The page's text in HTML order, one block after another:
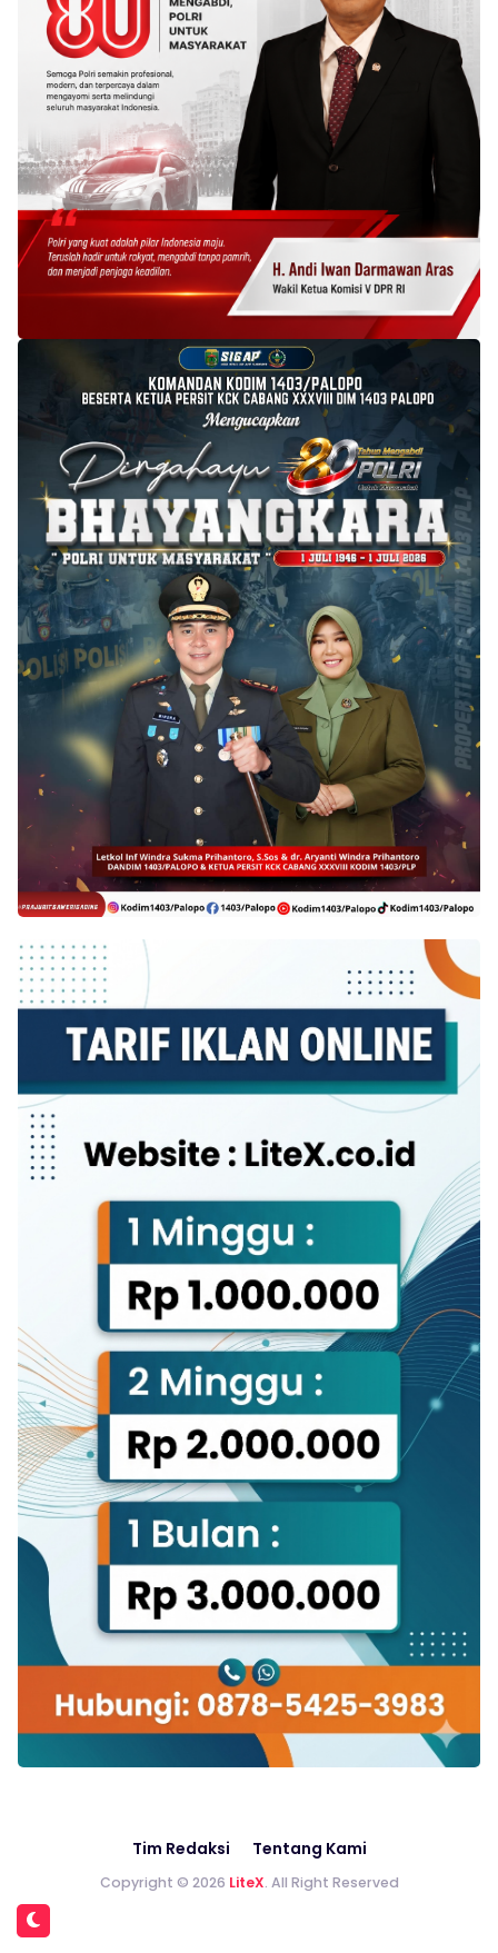
Tim Redaksi Tentang Kami
Copyright © 2026 LiteX. All Right Reserved